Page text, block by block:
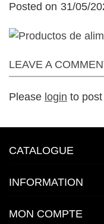
Posted on 31/05/
LEAVE A
Please login to
CATALOGUE
INFORMATION
MON COMPTE